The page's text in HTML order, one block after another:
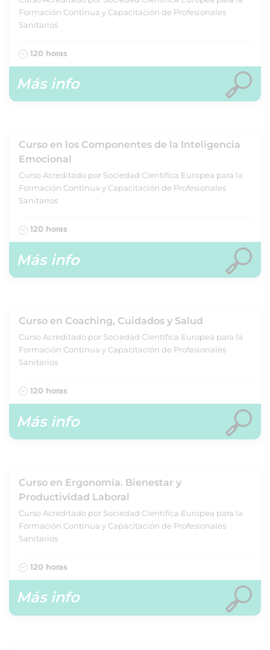
Formación Continua y Capacitación de Profesionales
Sanitarios
120 horas
Más info
Curso en los Componentes de la Inteligencia
Emocional
Curso Acreditado por Sociedad Científica Europea para la
Formación Continua y Capacitación de Profesionales
Sanitarios
120 horas
Más info
Curso en Coaching, Cuidados y Salud
Curso Acreditado por Sociedad Científica Europea para la
Formación Continua y Capacitación de Profesionales
Sanitarios
120 horas
Más info
Curso en Ergonomía. Bienestar y
Productividad Laboral
Curso Acreditado por Sociedad Científica Europea para la
Formación Continua y Capacitación de Profesionales
Sanitarios
120 horas
Más info